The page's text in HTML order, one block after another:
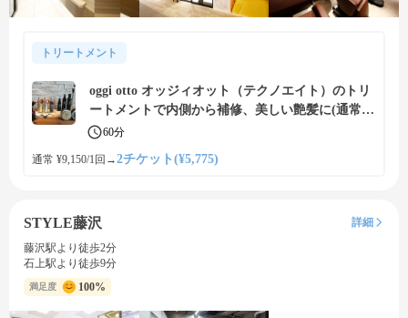
トリートメント
oggi otto オッジィオット（テクノエイト）のトリ
ートメントで内側から補修、美しい艶髪に(通常91
50円)
60分
通常 ¥9,150/1回 →2チケット(¥5,775)
STYLE藤沢
詳細
藤沢駅より徒歩2分
石上駅より徒歩9分
満足度 100%